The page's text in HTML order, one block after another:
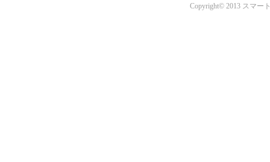
Copyright© 2013 スマー